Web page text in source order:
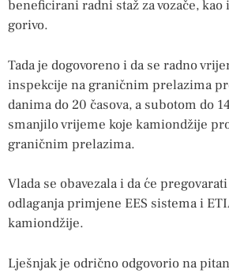
beneficirani radni staž za vozače, kao
gorivo.
Tada je dogovoreno i da se radno
inspekcije na graničnim prelazima
danima do 20 časova, a subotom do
smanjilo vrijeme koje kamiondžije
graničnim prelazima.
Vlada se obavezala i da će
odlaganja primjene EES sistema i
kamiondžije.
Lješnjak je odrično odgovorio na